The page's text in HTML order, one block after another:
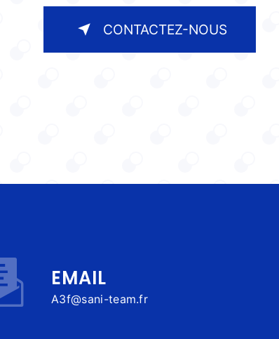
CONTACTEZ-NOUS
EMAIL
a3f@sani-team.fr